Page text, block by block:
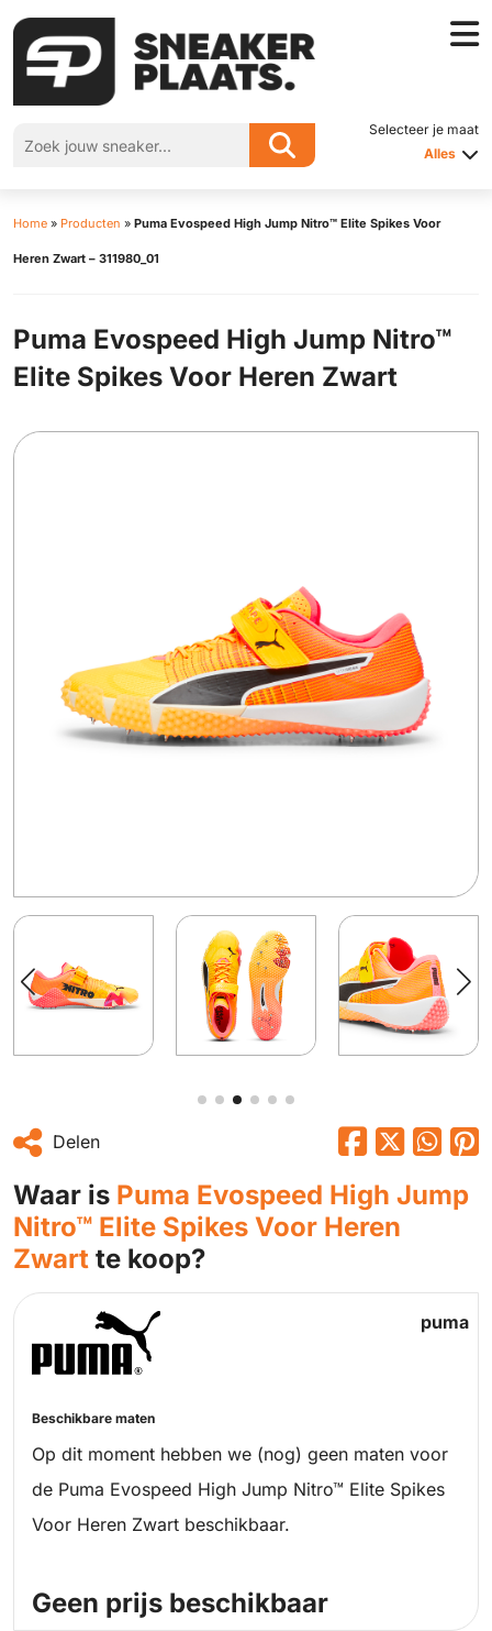
Selecteer je maat
Alles
Home » Producten » Puma Evospeed High Jump Nitro™ Elite Spikes Voor
Heren Zwart – 311980_01
Puma Evospeed High Jump Nitro™
Elite Spikes Voor Heren Zwart
Delen
Waar is Puma Evospeed High Jump
Nitro™ Elite Spikes Voor Heren
Zwart te koop?
puma
Beschikbare maten
Op dit moment hebben we (nog) geen maten voor
de Puma Evospeed High Jump Nitro™ Elite Spikes
Voor Heren Zwart beschikbaar.
Geen prijs beschikbaar